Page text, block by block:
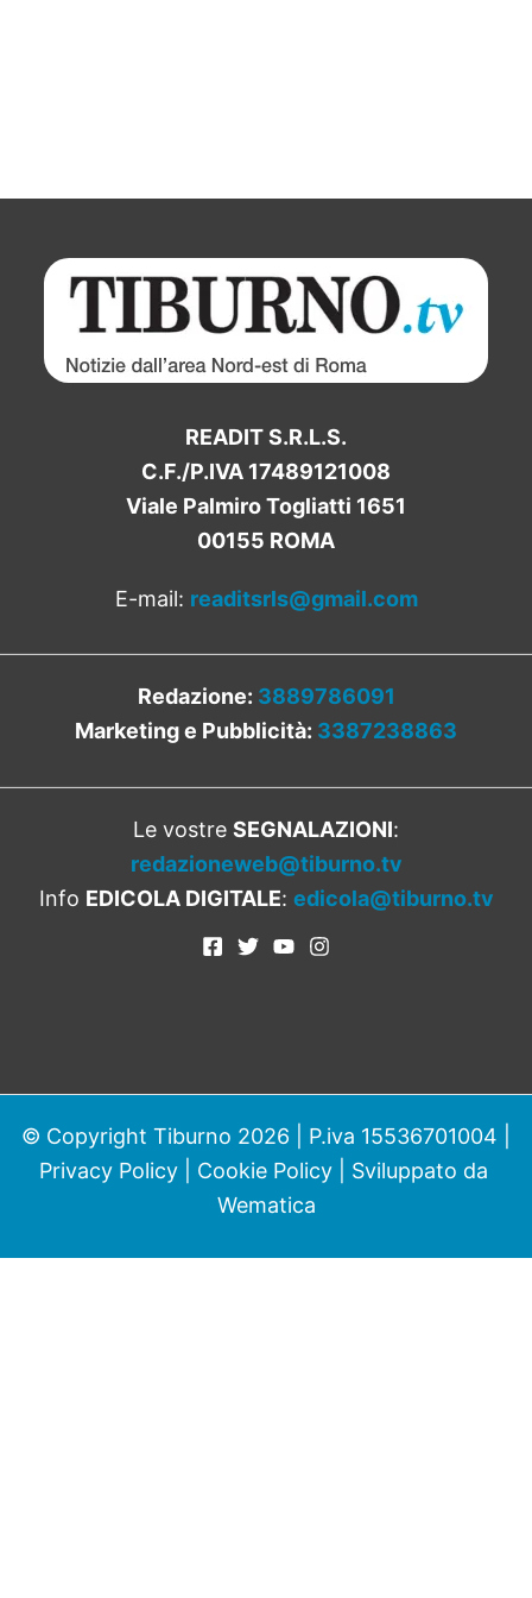
READIT S.R.L.S.
C.F./P.IVA 17489121008
Viale Palmiro Togliatti 1651
00155 ROMA
E-mail: readitsrls@gmail.com
Redazione: 3889786091
Marketing e Pubblicità: 3387238863
Le vostre SEGNALAZIONI:
redazioneweb@tiburno.tv
Info EDICOLA DIGITALE: edicola@tiburno.tv
© Copyright Tiburno 2026 | P.iva 15536701004 |
Privacy Policy| Cookie Policy| Sviluppato da
Wematica